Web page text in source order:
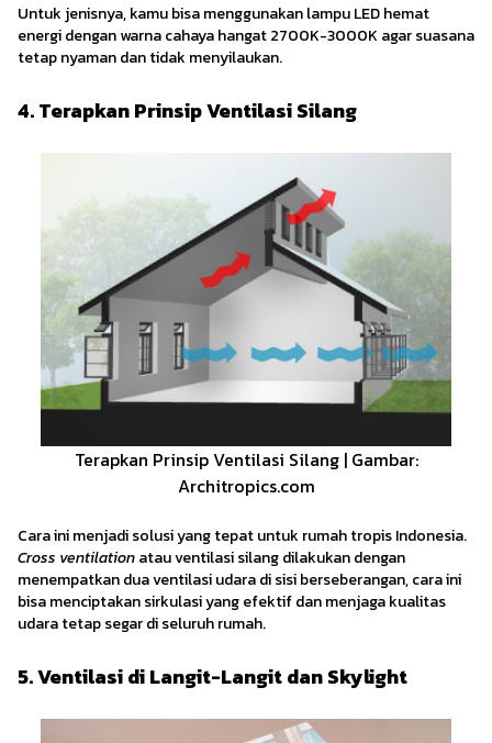
Untuk jenisnya, kamu bisa menggunakan lampu LED hemat
energi dengan warna cahaya hangat 2700K-3000K agar suasana
tetap nyaman dan tidak menyilaukan.
4. Terapkan Prinsip Ventilasi Silang
Terapkan Prinsip Ventilasi Silang | Gambar:
Architropics.com
Cara ini menjadi solusi yang tepat untuk rumah tropis Indonesia.
Cross ventilationatau ventilasi silang dilakukan dengan
menempatkan dua ventilasi udara di sisi berseberangan, cara ini
bisa menciptakan sirkulasi yang efektif dan menjaga kualitas
udara tetap segar di seluruh rumah.
5. Ventilasi di Langit-Langit dan Skylight